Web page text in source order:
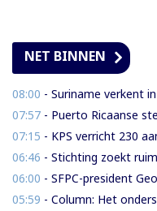
NET BINNEN
08:00 - Suriname verkent inzet geavanceerde
07:57 - Puerto Ricaanse steden voeren
07:15 - KPS verricht 230
06:46 - Stichting zoekt ruim US$
06:00 - SFPC-president Georgesette
05:59 - Column: Het